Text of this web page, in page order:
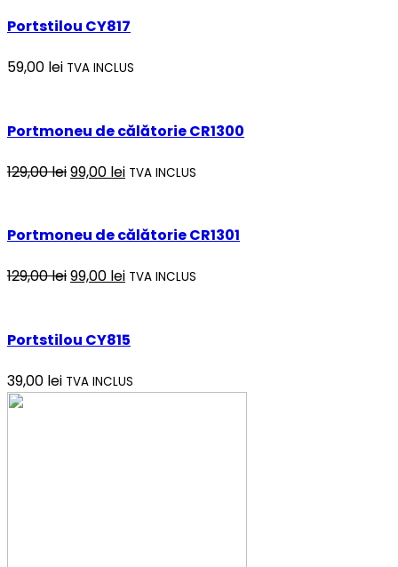
Portstilou CY817
59,00 lei TVA INCLUS
Portmoneu de călătorie CR1300
129,00lei99,00 lei TVA INCLUS
Portmoneu de călătorie CR1301
129,00lei99,00 lei TVA INCLUS
Portstilou CY815
39,00 lei TVA INCLUS